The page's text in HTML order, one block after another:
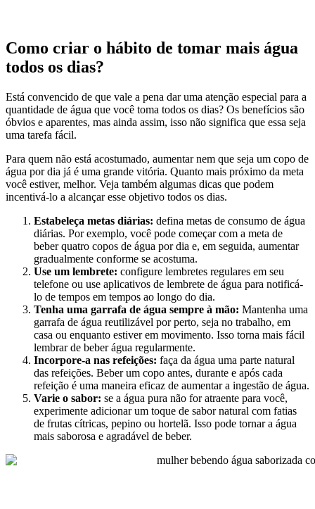
Como criar o hábito de tomar mais água
todos os dias?
Está convencido de que vale a pena dar uma atenção especial para a
quantidade de água que você toma todos os dias? Os benefícios são
óbvios e aparentes, mas ainda assim, isso não significa que essa seja
uma tarefa fácil.
Para quem não está acostumado, aumentar nem que seja um copo de
água por dia já é uma grande vitória. Quanto mais próximo da meta
você estiver, melhor. Veja também algumas dicas que podem
incentivá-lo a alcançar esse objetivo todos os dias.
Estabeleça metas diárias: defina metas de consumo de água
diárias. Por exemplo, você pode começar com a meta de
beber quatro copos de água por dia e, em seguida, aumentar
gradualmente conforme se acostuma.
Use um lembrete: configure lembretes regulares em seu
telefone ou use aplicativos de lembrete de água para notificá-
lo de tempos em tempos ao longo do dia.
Tenha uma garrafa de água sempre à mão: Mantenha uma
garrafa de água reutilizável por perto, seja no trabalho, em
casa ou enquanto estiver em movimento. Isso torna mais fácil
lembrar de beber água regularmente.
Incorpore-a nas refeições: faça da água uma parte natural
das refeições. Beber um copo antes, durante e após cada
refeição é uma maneira eficaz de aumentar a ingestão de água.
Varie o sabor: se a água pura não for atraente para você,
experimente adicionar um toque de sabor natural com fatias
de frutas cítricas, pepino ou hortelã. Isso pode tornar a água
mais saborosa e agradável de beber.